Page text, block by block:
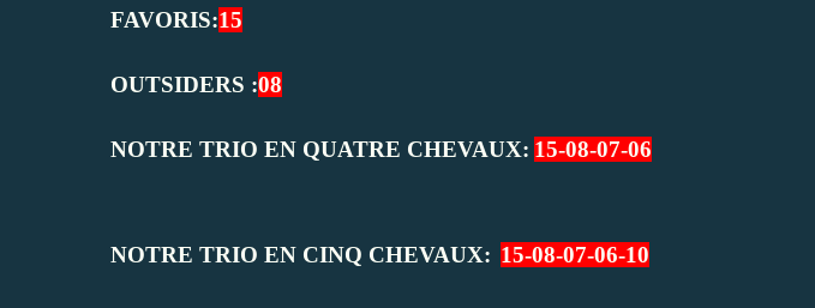
FAVORIS:15
OUTSIDERS :08
NOTRE TRIO EN QUATRE CHEVAUX: 15-08-07-06
NOTRE TRIO EN CINQ CHEVAUX: 15-08-07-06-10